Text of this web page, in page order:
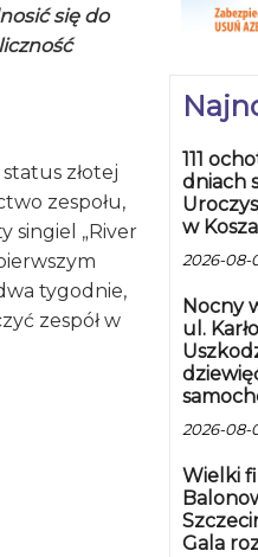
się do
złotej
zespołu,
singiel „River
tygodnie,
zespół w
111
dniach
w
2026-08-
Nocny
ul.
2026-08-
Wielki
Gala